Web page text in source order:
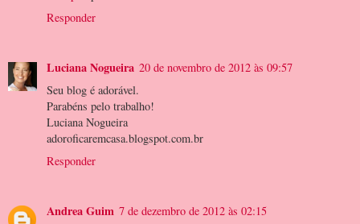
Responder
Luciana Nogueira 20 de novembro de 2012 às 09:57
Seu blog é adorável.
Parabéns pelo trabalho!
Luciana Nogueira
adoroficaremcasa.blogspot.com.br
Responder
Andrea Guim 7 de dezembro de 2012 às 02:15